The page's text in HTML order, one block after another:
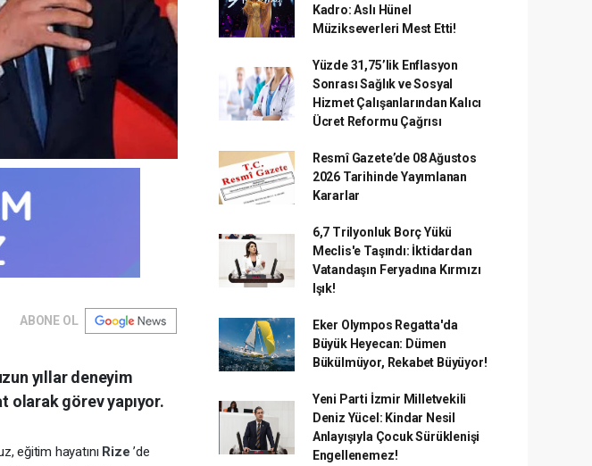
ABONE OL
yıllar deneyim
olarak görev yapıyor.
eğitim hayatını Rize’de
Kadro: Aslı Hünel
Müzikseverleri Mest Etti!
Yüzde 31,75’lik Enflasyon
Sonrası Sağlık ve Sosyal
Hizmet Çalışanlarından Kalıcı
Ücret Reformu Çağrısı
Resmî Gazete’de 08 Ağustos
2026 Tarihinde Yayımlanan
Kararlar
6,7 Trilyonluk Borç Yükü
Meclis'e Taşındı: İktidardan
Vatandaşın Feryadına Kırmızı
Işık!
Eker Olympos Regatta'da
Büyük Heyecan: Dümen
Bükülmüyor, Rekabet Büyüyor!
Yeni Parti İzmir Milletvekili
Deniz Yücel: Kindar Nesil
Anlayışıyla Çocuk Sürüklenişi
Engellenemez!